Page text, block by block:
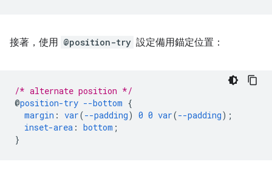
接著，使用 @position-try 設定備用錨定位置：
/* alternate position */
@position-try --bottom {
margin : var(--padding) 0 0 var(--padding);
inset-area : bottom ;
}